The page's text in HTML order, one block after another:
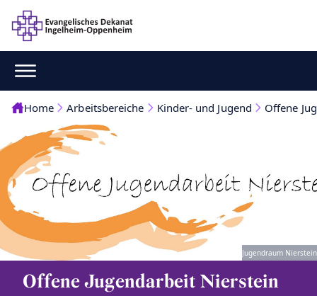
Home Arbeitsbereiche Kinder- und Jugend Offene
Jugendraum Nierstein
Offene Jugendarbeit Nierstein